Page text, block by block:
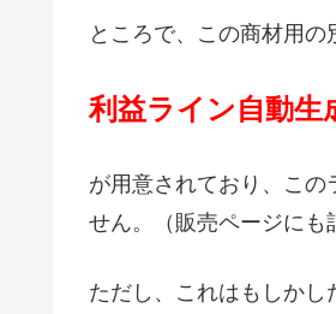
ところで、この商材用の
利益ライン自動生
が用意されており、この
せん。（販売ページにも
ただし、これはもしかし